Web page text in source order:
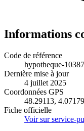
Informations
Code de référence
hypotheque-
Dernière mise à jour
4 juillet 2025
Coordonnées GPS
48.29113, 4.07179
Fiche officielle
Voir sur service-